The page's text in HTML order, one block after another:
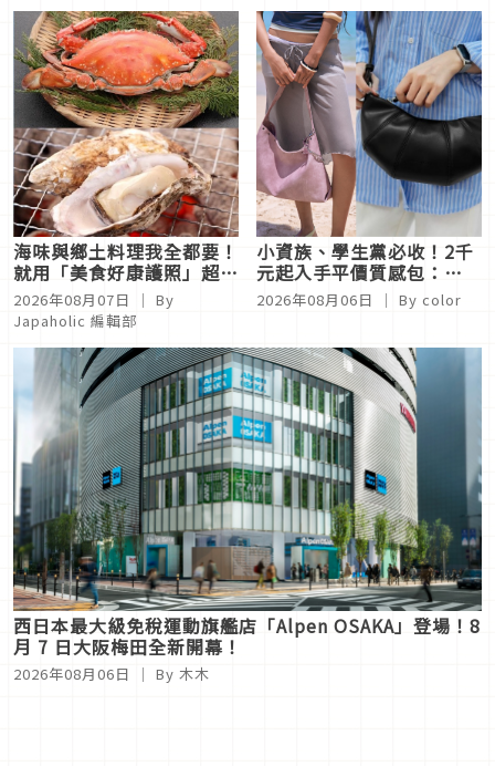
海味與鄉土料理我全都要！
就用「美食好康護照」超省
錢吃遍佐賀縣太良町
2026年08月07日
｜ By
Japaholic 編輯部
小資族、學生黨必收！2千
元起入手平價質感包：
STAND OIL、小CK、
PEDRO…通勤約會都超加
2026年08月06日 ｜ By color
西日本最大級免稅運動旗艦店「Alpen OSAKA」登場！8
月 7 日大阪梅田全新開幕！
2026年08月06日 ｜ By 木木